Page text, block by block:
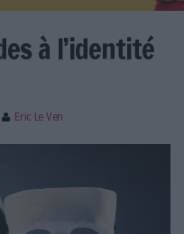
à l’identité
Eric Le Ven
gratuit-archimag-